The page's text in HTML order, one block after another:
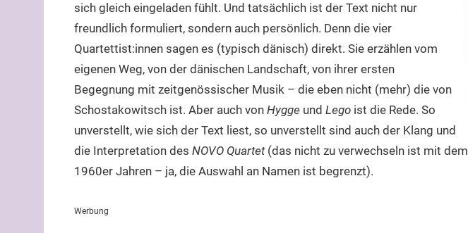
sich gleich eingeladen fühlt. Und tatsächlich ist der Text nicht nur
freundlich formuliert, sondern auch persönlich. Denn die vier
Quartettist:innen sagen es (typisch dänisch) direkt. Sie erzählen vom
eigenen Weg, von der dänischen Landschaft, von ihrer ersten
Begegnung mit zeitgenössischer Musik – die eben nicht (mehr) die von
Schostakowitsch ist. Aber auch von Hyggeund Legoist die Rede. So
unverstellt, wie sich der Text liest, so unverstellt sind auch der Klang und
die Interpretation des NOVO Quartet(das nicht zu verwechseln ist mit dem
1960er Jahren – ja, die Auswahl an Namen ist begrenzt).
Werbung